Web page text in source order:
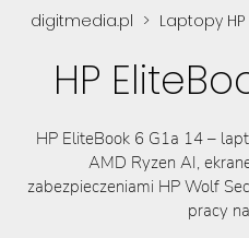
digitmedia.pl > Laptopy HP
HP
HP EliteBook 6 G1a 14 –
AMD Ryzen AI,
zabezpieczeniami HP Wolf
pracy